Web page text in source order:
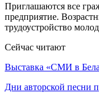
Приглашаются все
предприятие.
трудоустройство
Сейчас читают
Выставка «СМИ в
Дни авторской песни